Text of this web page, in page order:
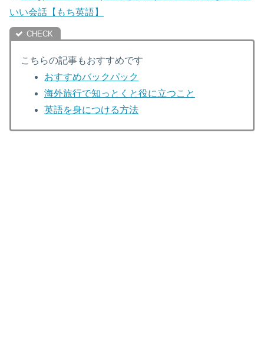
いい会話【もち英語】
こちらの記事もおすすめです
おすすめバックパック
海外旅行で知っとくと役に立つこと
英語を身につける方法